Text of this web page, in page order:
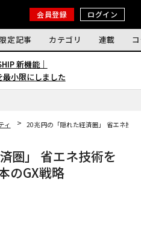
会員登録 ログイン
定記事 カテゴリ 連載
新機能｜
小限にしました
ィ
20兆円の「隠れた経済圏」 省エネ技
圏」 省エネ技術を
のGX戦略